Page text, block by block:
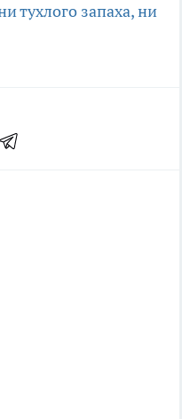
тухлого запаха, ни